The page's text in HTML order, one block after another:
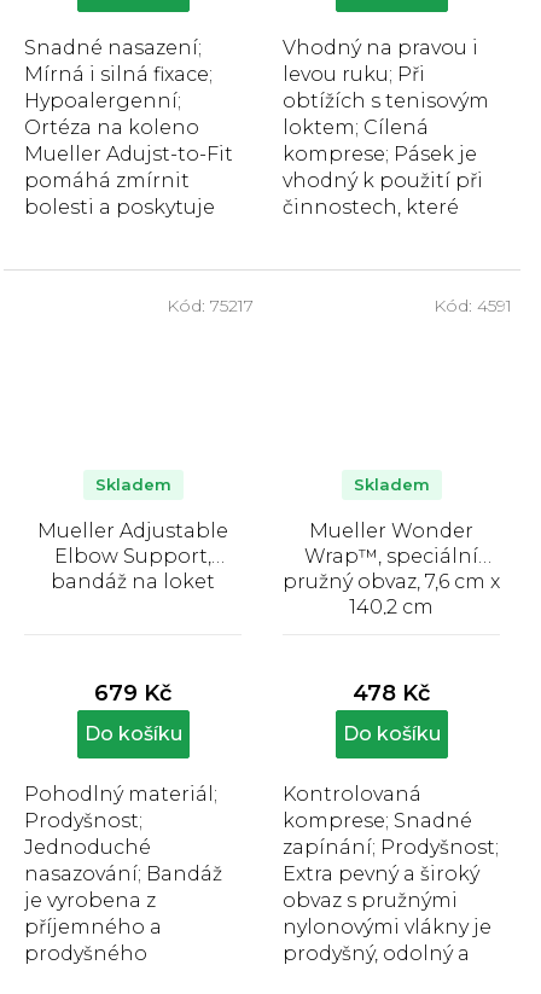
hvězdiček.
Snadné nasazení;
Mírná i silná fixace;
Hypoalergenní;
Ortéza na koleno
Mueller Adujst-to-Fit
pomáhá zmírnit
bolesti a poskytuje
hvězdiček.
Vhodný na pravou i
levou ruku; Při
obtížích s tenisovým
loktem; Cílená
komprese; Pásek je
vhodný k použití při
činnostech, které
Mueller Adjustable
Elbow Support,
bandáž na loket
produktu
je
3,9
hvězdiček.
Skladem
679 Kč
Do košíku
Pohodlný materiál;
Prodyšnost;
Jednoduché
nasazování; Bandáž
je vyrobena z
příjemného a
prodyšného
Kód: 75217
Mueller Wonder
Wrap™, speciální
pružný obvaz, 7,6 cm x
140,2 cm
produktu
je
5,0
hvězdiček.
Skladem
478 Kč
Do košíku
Kontrolovaná
komprese; Snadné
zapínání; Prodyšnost;
Extra pevný a široký
obvaz s pružnými
nylonovými vlákny je
prodyšný, odolný a
Kód: 4591